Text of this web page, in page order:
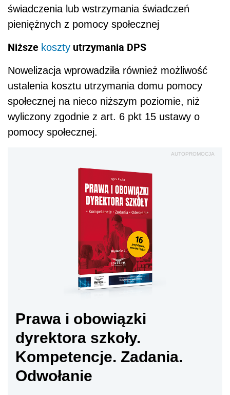
świadczenia lub wstrzymania świadczeń
pieniężnych z pomocy społecznej
Niższe koszty utrzymania DPS
Nowelizacja wprowadziła również możliwość
ustalenia kosztu utrzymania domu pomocy
społecznej na nieco niższym poziomie, niż
wyliczony zgodnie z art. 6 pkt 15 ustawy o
pomocy społecznej.
AUTOPROMOCJA
Prawa i obowiązki
dyrektora szkoły.
Kompetencje. Zadania.
Odwołanie